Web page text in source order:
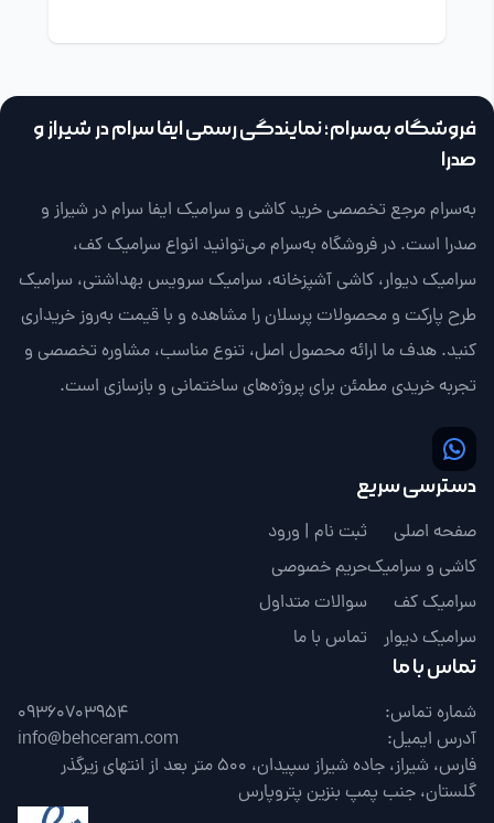
فروشگاه به‌سرام؛ نمایندگی رسمی ایفا سرام در شیراز و
صدرا
به‌سرام مرجع تخصصی خرید کاشی و سرامیک ایفا سرام در شیراز و
صدرا است. در فروشگاه به‌سرام می‌توانید انواع سرامیک کف،
سرامیک دیوار، کاشی آشپزخانه، سرامیک سرویس بهداشتی، سرامیک
طرح پارکت و محصولات پرسلان را مشاهده و با قیمت به‌روز خریداری
کنید. هدف ما ارائه محصول اصل، تنوع مناسب، مشاوره تخصصی و
تجربه خریدی مطمئن برای پروژه‌های ساختمانی و بازسازی است.
دسترسی سریع
صفحه اصلی
کاشی و سرامیک
سرامیک کف
سرامیک دیوار
ثبت نام | ورود
حریم خصوصی
سوالات متداول
تماس با ما
تماس با ما
شماره تماس:
09360703954
آدرس ایمیل:
info@behceram.com
فارس، شیراز، جاده شیراز سپیدان، 500 متر بعد از انتهای زیرگذر
گلستان، جنب پمپ بنزین پتروپارس